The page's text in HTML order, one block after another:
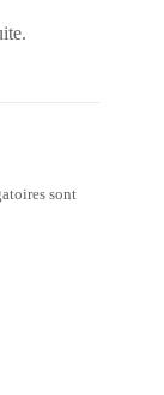
sont